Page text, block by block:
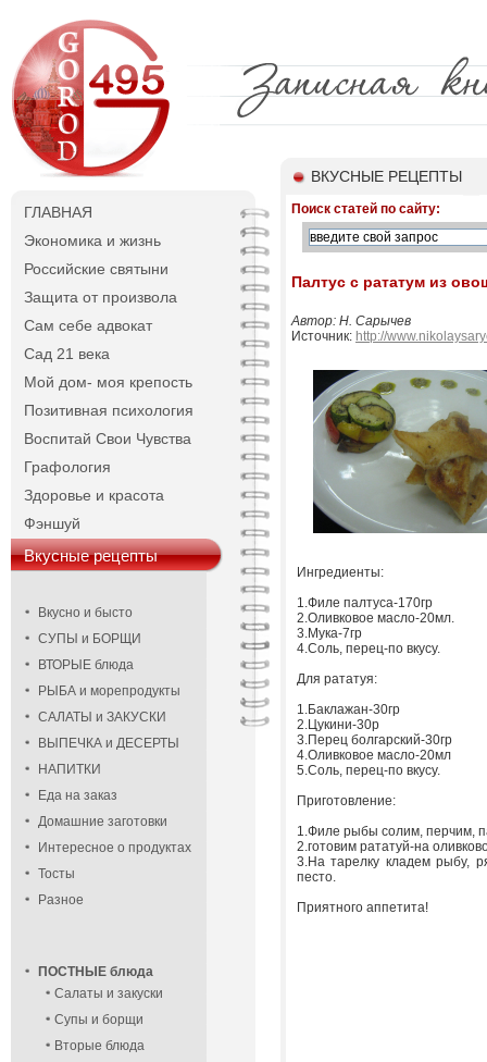
ГЛАВНАЯ
Экономика и жизнь
Российские святыни
Защита от произвола
Сам себе адвокат
Сад 21 века
Мой дом- моя крепость
Позитивная психология
Воспитай Свои Чувства
Графология
Здоровье и красота
Фэншуй
Вкусные рецепты
Вкусно и бысто
СУПЫ и БОРЩИ
ВТОРЫЕ блюда
РЫБА и морепродукты
САЛАТЫ и ЗАКУСКИ
ВЫПЕЧКА и ДЕСЕРТЫ
НАПИТКИ
Еда на заказ
Домашние заготовки
Интересное о продуктах
Тосты
Разное
ПОСТНЫЕ блюда
Салаты и закуски
Супы и борщи
Вторые блюда
ВКУСНЫЕ РЕЦЕПТЫ
Поиск статей по сайту:
Палтус с рататум из
Автор: Н. Сарычев
Источник: http://
Ингредиенты:
1.Филе палтуса-170гр
2.Оливковое масло-20мл.
3.Мука-7гр
4.Соль, перец-по вкусу.
Для рататуя:
1.Баклажан-30гр
2.Цукини-30р
3.Перец болгарский-30гр
4.Оливковое масло-20мл
5.Соль, перец-по вкусу.
Приготовление:
1.Филе рыбы солим, перчим,
2.готовим рататуй-на
3.На тарелку кладем рыбу,
песто.
Приятного аппетита!